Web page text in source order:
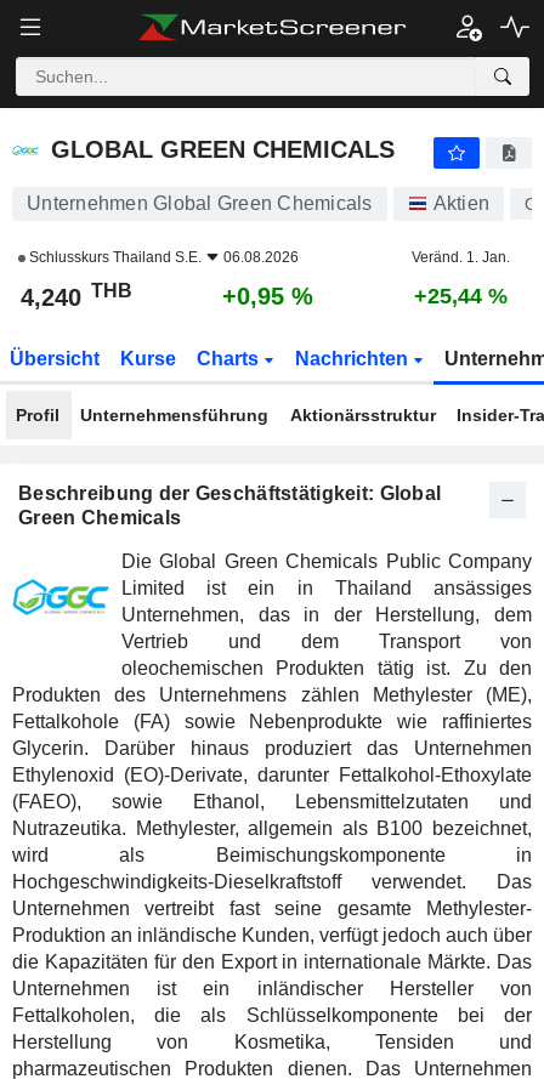
GLOBAL GREEN CHEMICALS
GLOBAL GREEN CHEMICALS
Unternehmen Global Green Chemicals Aktien
Schlusskurs Thailand S.E. 06.08.2026 Veränd. 1. Jan.
4,240 THB +0,95 % +25,44 %
Übersicht Kurse Charts Nachrichten
Profil Unternehmensführung Aktionärsstruktur Insider-
Beschreibung der Geschäftstätigkeit: Global
Green Chemicals
Die Global Green Chemicals Public Company
Limited ist ein in Thailand ansässiges
Unternehmen, das in der Herstellung, dem
Vertrieb und dem Transport von
oleochemischen Produkten tätig ist. Zu den
Produkten des Unternehmens zählen Methylester (ME),
Fettalkohole (FA) sowie Nebenprodukte wie raffiniertes
Glycerin. Darüber hinaus produziert das Unternehmen
Ethylenoxid (EO)-Derivate, darunter Fettalkohol-Ethoxylate
(FAEO), sowie Ethanol, Lebensmittelzutaten und
Nutrazeutika. Methylester, allgemein als B100 bezeichnet,
wird als Beimischungskomponente in
Hochgeschwindigkeits-Dieselkraftstoff verwendet. Das
Unternehmen vertreibt fast seine gesamte Methylester-
Produktion an inländische Kunden, verfügt jedoch auch über
die Kapazitäten für den Export in internationale Märkte. Das
Unternehmen ist ein inländischer Hersteller von
Fettalkoholen, die als Schlüsselkomponente bei der
Herstellung von Kosmetika, Tensiden und
pharmazeutischen Produkten dienen. Das Unternehmen